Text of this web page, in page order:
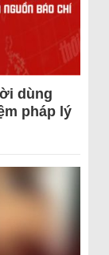
dùng
pháp lý